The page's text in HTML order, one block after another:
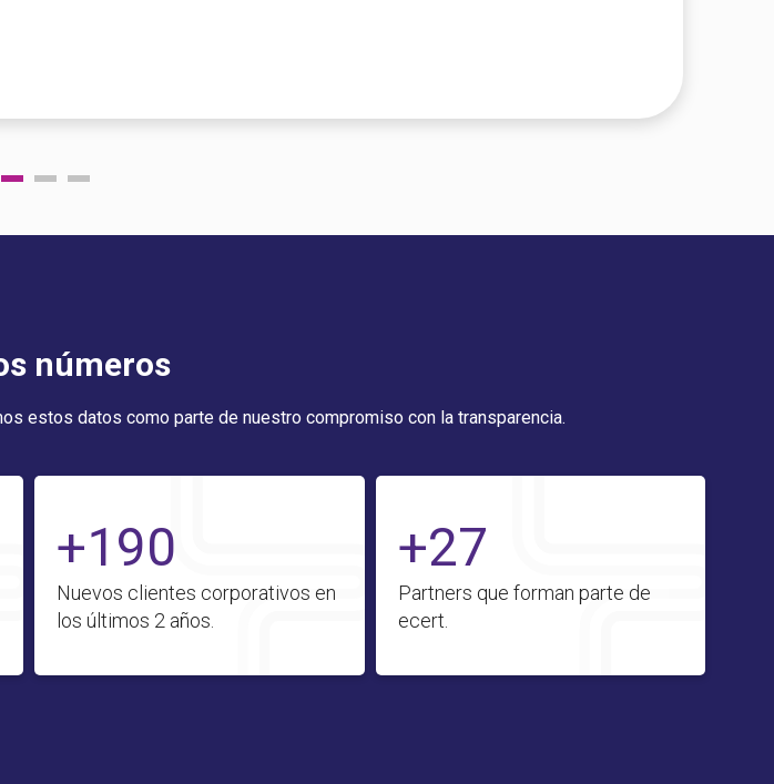
números
estos datos como parte de nuestro compromiso con la transparencia.
+190
Nuevos clientes corporativos en
los últimos 2 años.
+27
Partners que forman parte de
ecert.